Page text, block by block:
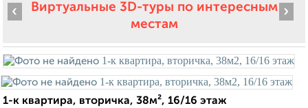
Виртуальные 3D-туры по интересным
местам
‹ ›
1-к квартира, вторичка, 38м², 16/16 этаж